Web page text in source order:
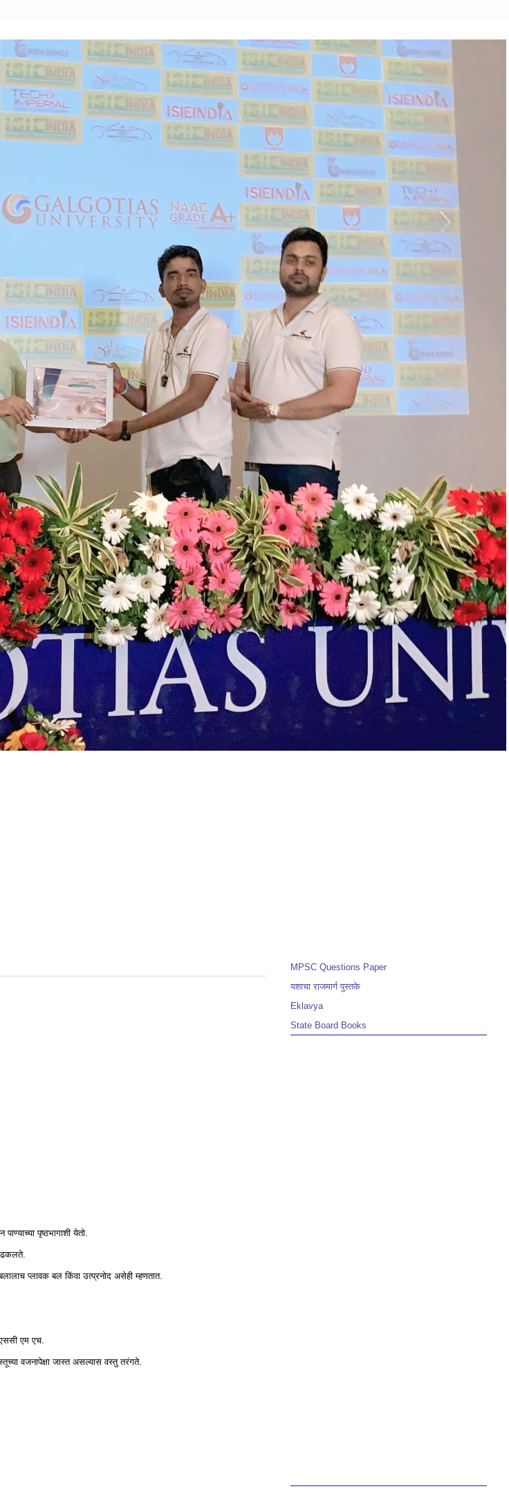
पृष्ठभागाशी येतो.
ढकलते.
प्लावक बल किंवा उत्प्रनोद असेही म्हणतात.
एम एच.
वजनापेक्षा जास्त असल्यास वस्तु तरंगते.
MPSC Questions Paper
यशाचा राजमार्ग पुस्तके
Eklavya
State Board Books